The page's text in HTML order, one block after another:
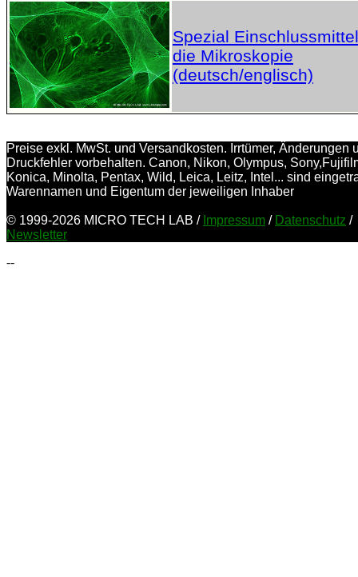
Spezial
die Mikroskopie
(deutsch/englisch)
Preise exkl. MwSt. und Versandkosten. Irrtümer, Änderungen
Druckfehler vorbehalten. Canon, Nikon, Olympus,
Konica, Minolta, Pentax, Wild, Leica, Leitz, Intel... sind
Warennamen und Eigentum der jeweiligen Inhaber
© 1999-2026 MICRO TECH LAB / Impressum / Datenschutz /
Newsletter
--